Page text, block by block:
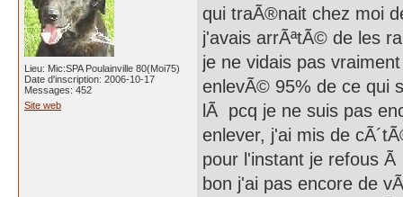
Lieu: Mic:SPA Poulainville 80(Moi75)
Date d'inscription: 2006-10-17
Messages: 452
Site web
qui traÃ®nait chez moi
j'avais arrÃªtÃ© de les
je ne vidais pas
enlevÃ© 95% de ce qui
lÃ pcq je ne suis pas
enlever, j'ai mis de
pour l'instant je refous
bon j'ai pas encore de